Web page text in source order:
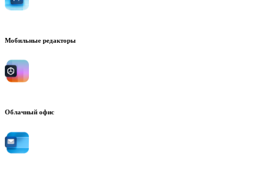
Мобильные редакторы
Облачный офис